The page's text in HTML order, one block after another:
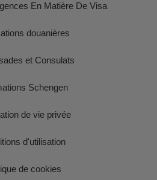
En Matière De Visa
douanières
et Consulats
Schengen
de vie privée
d'utilisation
de cookies